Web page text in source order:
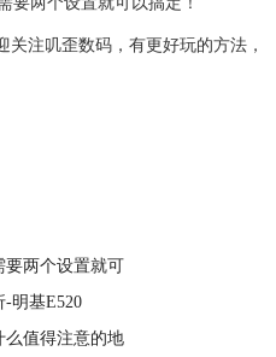
注叽歪数码，有更好玩的方法，
要两个设置就可
明基E520
么值得注意的地